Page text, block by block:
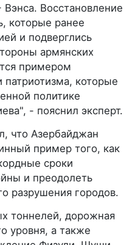
Восстановление
которые ранее
и подверглись
армянских
примером
патриотизма, которые
политике
- пояснил эксперт.
что Азербайджан
пример того, как
сроки
и преодолеть
разрушения городов.
тоннелей, дорожная
уровня, а также